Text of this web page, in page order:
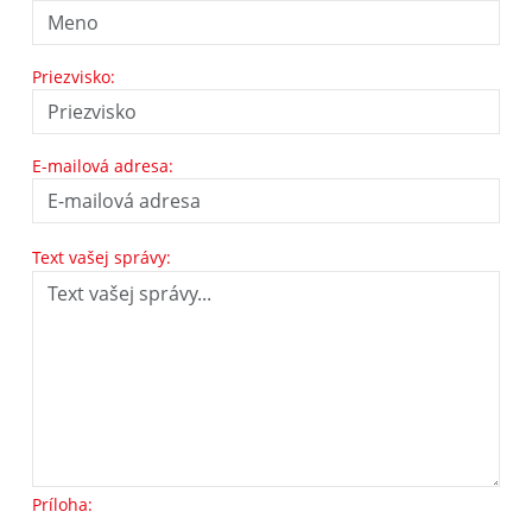
Priezvisko:
E-mailová adresa:
Text vašej správy:
Príloha: